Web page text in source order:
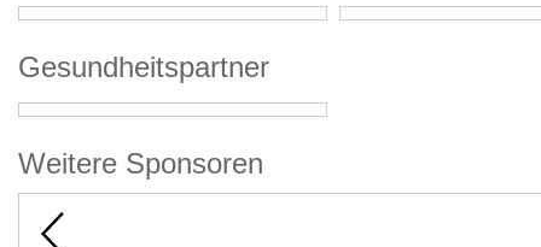
Gesundheitspartner
Weitere Sponsoren